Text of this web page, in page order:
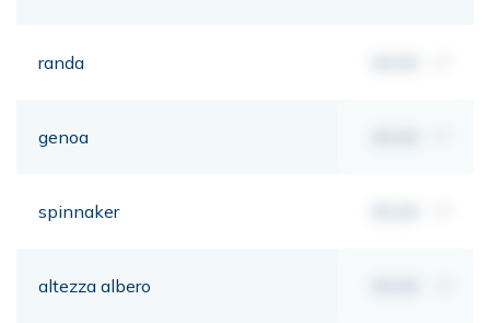
randa
genoa
spinnaker
altezza albero